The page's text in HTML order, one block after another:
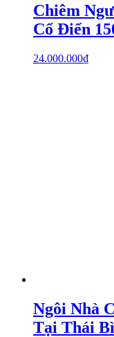
Chiêm
Cổ Điển
24.000.000₫
Ngôi Nhà
Tại Thái